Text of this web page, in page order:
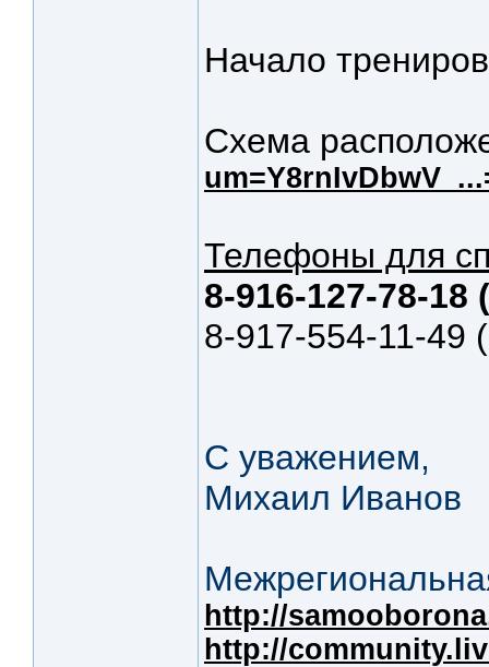
Начало
Схема
Телефоны для
8-916-127-78-
8-917-554-11-49
С уважением,
Михаил Иванов
http://
http://